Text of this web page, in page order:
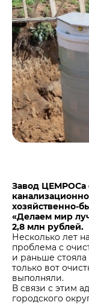
Завод ЦЕМРОСа
хозяйственно-
«Делаем мир
2,8 млн рублей.
Несколько лет
проблема с
и раньше стояла
только вот
выполняли.
В связи с этим
городского
Центры
Политика
В помощь
Не
Люди
Издание
Медиабанк
Пресса о
Служба